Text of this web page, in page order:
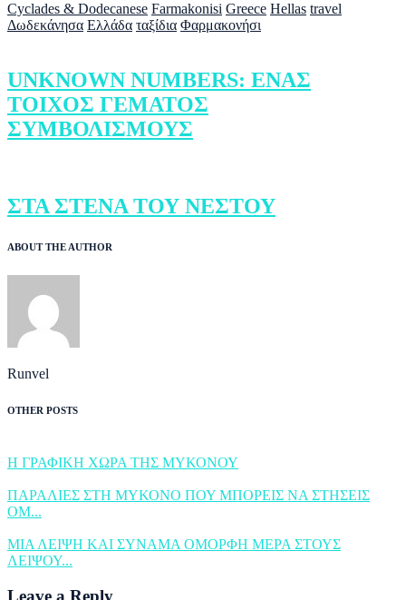
Cyclades & Dodecanese Farmakonisi Greece Hellas travel
Δωδεκάνησα Ελλάδα ταξίδια Φαρμακονήσι
UNKNOWN NUMBERS: ΕΝΑΣ
ΤΟΙΧΟΣ ΓΕΜΑΤΟΣ
ΣΥΜΒΟΛΙΣΜΟΥΣ
ΣΤΑ ΣΤΕΝΑ ΤΟΥ ΝΕΣΤΟΥ
ABOUT THE AUTHOR
Runvel
OTHER POSTS
Η ΓΡΑΦΙΚΗ ΧΩΡΑ ΤΗΣ ΜΥΚΟΝΟΥ
ΠΑΡΑΛΙΕΣ ΣΤΗ ΜΥΚΟΝΟ ΠΟΥ ΜΠΟΡΕΙΣ ΝΑ ΣΤΗΣΕΙΣ
ΟΜ...
ΜΙΑ ΛΕΙΨΗ ΚΑΙ ΣΥΝΑΜΑ ΟΜΟΡΦΗ ΜΕΡΑ ΣΤΟΥΣ
ΛΕΙΨΟΥ...
Leave a Reply